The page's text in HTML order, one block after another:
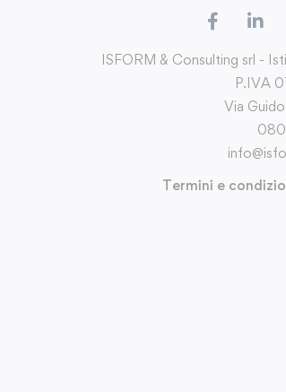
ISFORM & Consulting srl -
P.IVA
Via
Termini e